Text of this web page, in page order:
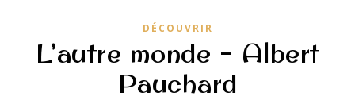
DÉCOUVRIR
L’autre monde – Albert
Pauchard